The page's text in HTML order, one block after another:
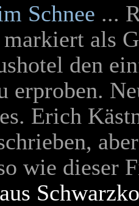
Schnee ...
als
den
erproben.
Erich
wie dieser